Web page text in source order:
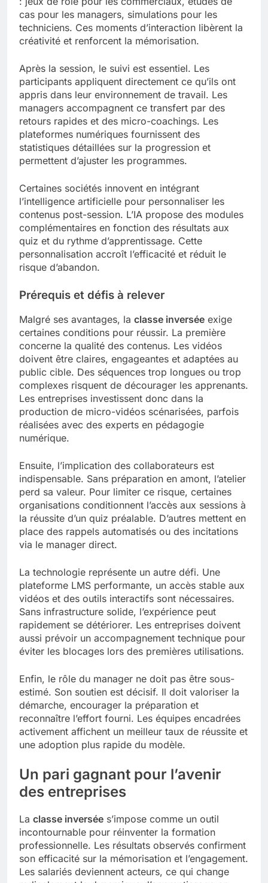
cas pour les managers, simulations pour les
techniciens. Ces moments d’interaction libèrent la
créativité et renforcent la mémorisation.
Après la session, le suivi est essentiel. Les
participants appliquent directement ce qu’ils ont
appris dans leur environnement de travail. Les
managers accompagnent ce transfert par des
retours rapides et des micro-coachings. Les
plateformes numériques fournissent des
statistiques détaillées sur la progression et
permettent d’ajuster les programmes.
Certaines sociétés innovent en intégrant
l’intelligence artificielle pour personnaliser les
contenus post-session. L’IA propose des modules
complémentaires en fonction des résultats aux
quiz et du rythme d’apprentissage. Cette
personnalisation accroît l’efficacité et réduit le
risque d’abandon.
Prérequis et défis à relever
Malgré ses avantages, la classe inversée exige
certaines conditions pour réussir. La première
concerne la qualité des contenus. Les vidéos
doivent être claires, engageantes et adaptées au
public cible. Des séquences trop longues ou trop
complexes risquent de décourager les apprenants.
Les entreprises investissent donc dans la
production de micro-vidéos scénarisées, parfois
réalisées avec des experts en pédagogie
numérique.
Ensuite, l’implication des collaborateurs est
indispensable. Sans préparation en amont, l’atelier
perd sa valeur. Pour limiter ce risque, certaines
organisations conditionnent l’accès aux sessions à
la réussite d’un quiz préalable. D’autres mettent en
place des rappels automatisés ou des incitations
via le manager direct.
La technologie représente un autre défi. Une
plateforme LMS performante, un accès stable aux
vidéos et des outils interactifs sont nécessaires.
Sans infrastructure solide, l’expérience peut
rapidement se détériorer. Les entreprises doivent
aussi prévoir un accompagnement technique pour
éviter les blocages lors des premières utilisations.
Enfin, le rôle du manager ne doit pas être sous-
estimé. Son soutien est décisif. Il doit valoriser la
démarche, encourager la préparation et
reconnaître l’effort fourni. Les équipes encadrées
activement affichent un meilleur taux de réussite et
une adoption plus rapide du modèle.
Un pari gagnant pour l’avenir
des entreprises
La classe inversée s’impose comme un outil
incontournable pour réinventer la formation
professionnelle. Les résultats observés confirment
son efficacité sur la mémorisation et l’engagement.
Les salariés deviennent acteurs, ce qui change